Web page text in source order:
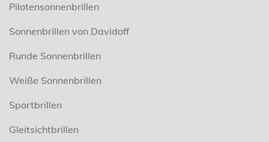
Pilotensonnenbrillen
Sonnenbrillen von Davidoff
Runde Sonnenbrillen
Weiße Sonnenbrillen
Sportbrillen
Gleitsichtbrillen